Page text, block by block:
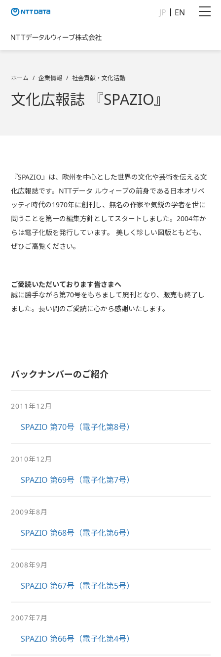
JP EN
ホーム 企業情報 社会貢献・文化活動
文化広報誌 『SPAZIO』
『SPAZIO』は、欧州を中心とした世界の文化や芸術を伝える文
化広報誌です。NTTデータ ルウィーブの前身である日本オリベ
ッティ時代の1970年に創刊し、無名の作家や気鋭の学者を世に
問うことを第一の編集方針としてスタートしました。2004年か
らは電子化版を発行しています。 美しく珍しい図版ともども、
ぜひご高覧ください。
ご愛読いただいております皆さまへ
誠に勝手ながら第70号をもちまして廃刊となり、販売も終了し
ました。長い間のご愛読に心から感謝いたします。
バックナンバーのご紹介
2011年12月
SPAZIO 第70号（電子化第8号）
2010年12月
SPAZIO 第69号（電子化第7号）
2009年8月
SPAZIO 第68号（電子化第6号）
2008年9月
SPAZIO 第67号（電子化第5号）
2007年7月
SPAZIO 第66号（電子化第4号）